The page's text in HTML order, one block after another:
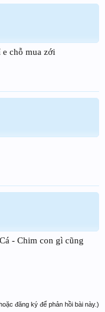
chỗ mua zới
- Chim con gì cũng
đăng ký để phản hồi bài này.)